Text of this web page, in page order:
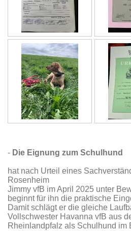
- Die Eignung zum Schulhund
hat nach Urteil eines
Rosenheim
Jimmy vfB im April 2025 unter
beginnt für ihn die praktische
Damit schlägt er die gleiche
Vollschwester Havanna vfB aus
Rheinlandpfalz als Schulhund im